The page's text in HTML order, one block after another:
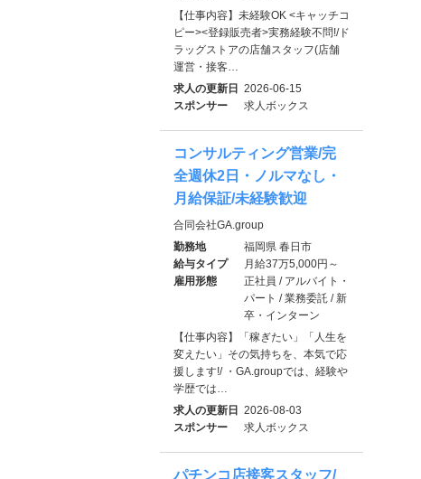
【仕事内容】未経験OK <キャッチコ
ピー><登録販売者>実務経験不問!/ド
ラッグストアの店舗スタッフ(店舗
運営・接客…
求人の更新日
2026-06-15
スポンサー
求人ボックス
コンサルティング営業/完
全週休2日・ノルマなし・
月給保証/未経験歓迎
合同会社GA.group
勤務地
福岡県 春日市
給与タイプ
月給37万5,000円～
雇用形態
正社員 / アルバイト・
パート / 業務委託 / 新
卒・インターン
【仕事内容】「稼ぎたい」「人生を
変えたい」その気持ちを、本気で応
援します!/ ・GA.groupでは、経験や
学歴では…
求人の更新日
2026-08-03
スポンサー
求人ボックス
パチンコ店接客スタッフ/